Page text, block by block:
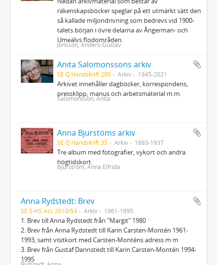
räkenskapsböcker speglar på ett utmärkt sätt den
så kallade miljondrivning som bedrevs vid 1900-
talets början i övre delarna av Ångerman- och
Umeälvs flodområden.
Jönsson, Anders-Gustav
Anita Salomonssons arkiv
SE Q Handskrift 200 Arkiv 1945-2021
Arkivet innehåller dagböcker, korrespondens,
pressklipp, manus och arbetsmaterial m.m.
Salomonsson, Anita
Anna Bjurstöms arkiv
SE Q Handskrift 35 Arkiv 1893-1937
Tre album med fotografier, vykort och andra
högtidskort.
Bjurström, Anna Elfrida
Anna Rydstedt: Brev
SE S-HS Acc 2010/53 Arkiv 1961-1995
1. Brev till Anna Rydstedt från "Margit" 1980
2. Brev från Anna Rydstedt till Karin Carsten-Montén 1961-
1993, samt visitkort med Carsten-Monténs adress m m
3. Brev från Gustaf Dannstedt till Karin Carsten-Montén 1994-
1995